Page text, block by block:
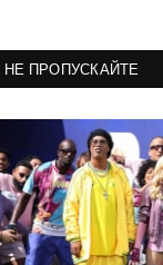
НЕ ПРОПУСКАЙТЕ